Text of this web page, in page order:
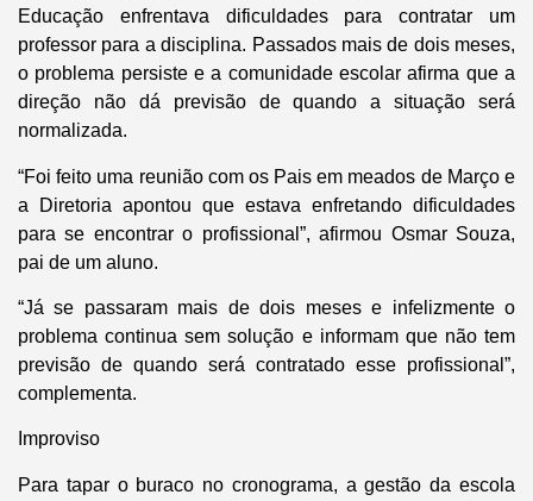
Educação enfrentava dificuldades para contratar um
professor para a disciplina. Passados mais de dois meses,
o problema persiste e a comunidade escolar afirma que a
direção não dá previsão de quando a situação será
normalizada.
“Foi feito uma reunião com os Pais em meados de Março e
a Diretoria apontou que estava enfretando dificuldades
para se encontrar o profissional”, afirmou Osmar Souza,
pai de um aluno.
“Já se passaram mais de dois meses e infelizmente o
problema continua sem solução e informam que não tem
previsão de quando será contratado esse profissional”,
complementa.
Improviso
Para tapar o buraco no cronograma, a gestão da escola